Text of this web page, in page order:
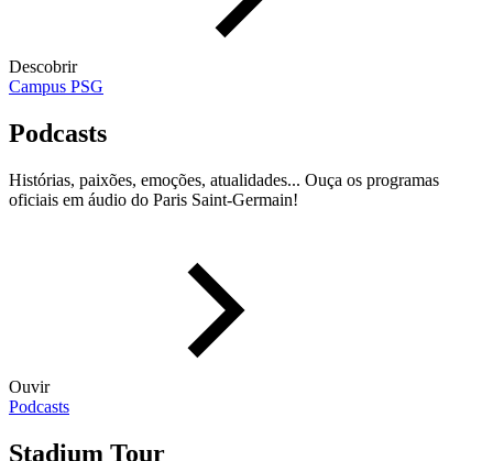
Descobrir
Campus PSG
Podcasts
Histórias, paixões, emoções, atualidades... Ouça os programas
oficiais em áudio do Paris Saint-Germain!
Ouvir
Podcasts
Stadium Tour